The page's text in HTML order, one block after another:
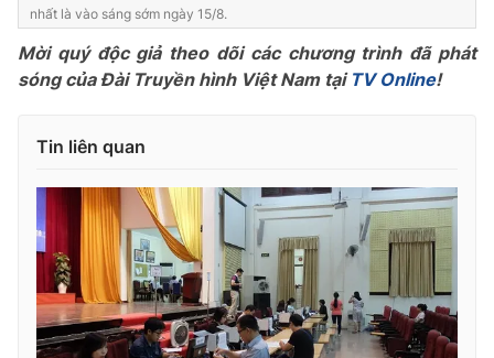
Hitech Công nghệ tương lai
Sản phẩm
Tư vấn
Giao lưu trực tuyến
Lịch phát sóng
Emagazine Podcast
Photo Infographic
Video Shorts video
nhất là vào sáng sớm ngày 15/8.
Mời quý độc giả theo dõi các chương trình đã phát
sóng của Đài Truyền hình Việt Nam tại TV Online!
Tin liên quan